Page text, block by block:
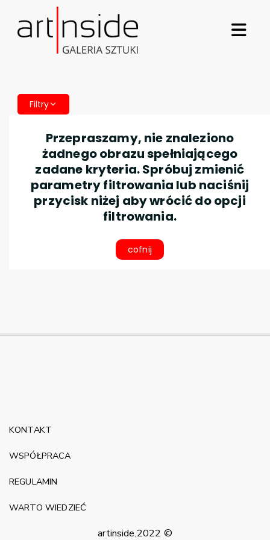
Filtry
Przepraszamy, nie znaleziono
żadnego obrazu spełniającego
zadane kryteria. Spróbuj zmienić
parametry filtrowania lub naciśnij
przycisk niżej aby wrócić do opcji
filtrowania.
cofnij
artinside,2022 ©
KONTAKT
WSPÓŁPRACA
REGULAMIN
WARTO WIEDZIEĆ